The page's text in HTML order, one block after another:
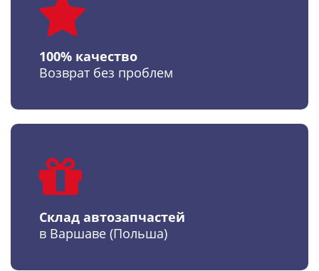
100% качество
Возврат без проблем
Склад автозапчастей
в Варшаве (Польша)